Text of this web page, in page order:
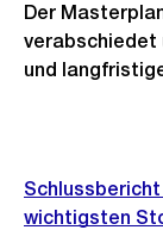
Der
verabschiedet
und
wichtigsten